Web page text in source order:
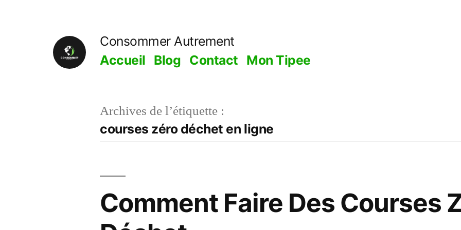
Consommer Autrement
Accueil Blog Contact Mon Tipee
Archives de l’étiquette :
courses zéro déchet en ligne
Comment Faire Des Courses